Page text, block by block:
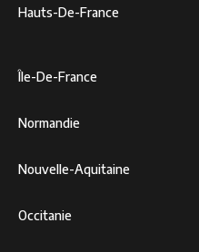
Hauts-De-France
Île-De-France
Normandie
Nouvelle-Aquitaine
Occitanie